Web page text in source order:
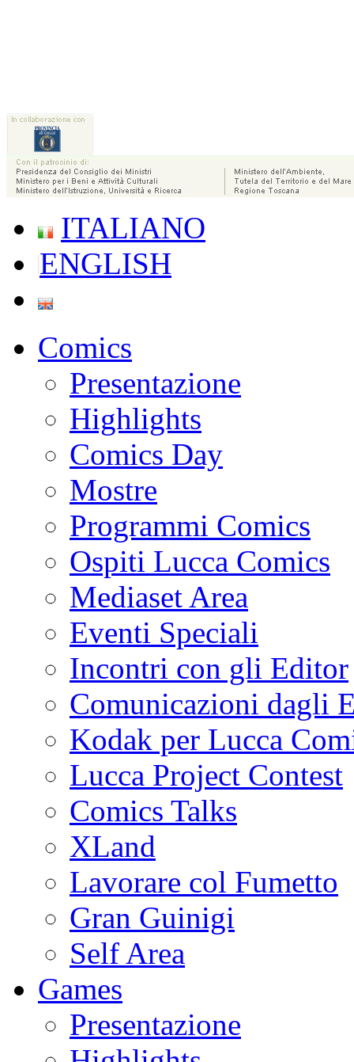
ITALIANO
ENGLISH
Comics
Presentazione
Highlights
Comics Day
Mostre
Programmi Comics
Ospiti Lucca Comics
Mediaset Area
Eventi Speciali
Incontri con gli Editor
Comunicazioni dagli
Kodak per Lucca
Lucca Project Contest
Comics Talks
XLand
Lavorare col Fumetto
Gran Guinigi
Self Area
Games
Presentazione